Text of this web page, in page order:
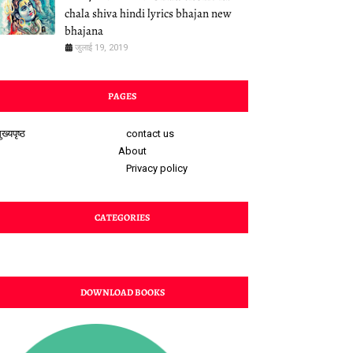
chala shiva hindi lyrics bhajan new
bhajana
जुलाई 19, 2019
PAGES
contact us
About
Privacy policy
CATEGORIES
DOWNLOAD BOOKS